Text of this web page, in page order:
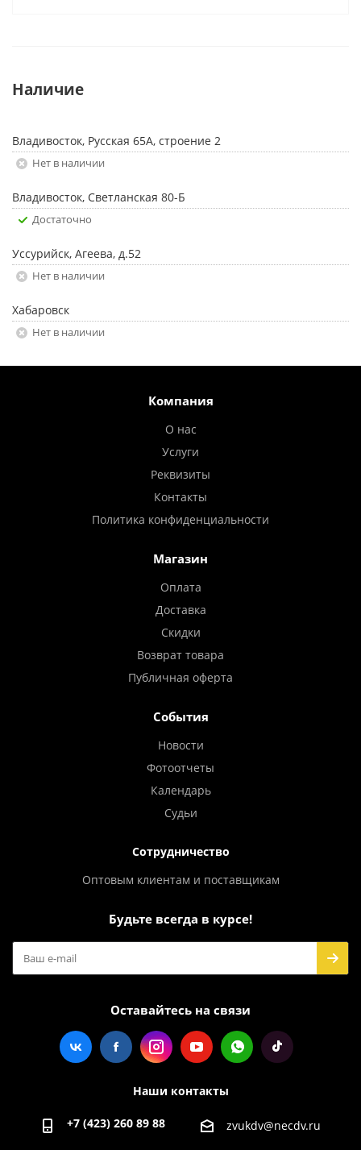
Наличие
Владивосток, Русская 65А, строение 2
Нет в наличии
Владивосток, Светланская 80-Б
Достаточно
Уссурийск, Агеева, д.52
Нет в наличии
Хабаровск
Нет в наличии
Компания
О нас
Услуги
Реквизиты
Контакты
Политика конфиденциальности
Магазин
Оплата
Доставка
Скидки
Возврат товара
Публичная оферта
События
Новости
Фотоотчеты
Календарь
Судьи
Сотрудничество
Оптовым клиентам и поставщикам
Будьте всегда в курсе!
Оставайтесь на связи
Наши контакты
+7 (423) 260 89 88 zvukdv@necdv.ru